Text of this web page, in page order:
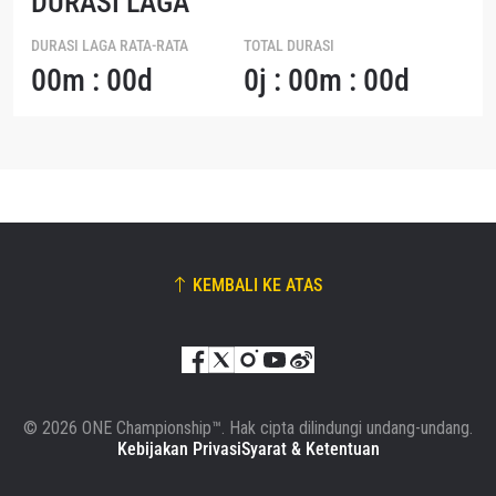
DURASI LAGA RATA-RATA
00m : 00d
TOTAL DURASI
0j : 00m : 00d
KEMBALI KE ATAS
© 2026 ONE Championship™. Hak cipta dilindungi undang-undang.
Kebijakan PrivasiSyarat & Ketentuan